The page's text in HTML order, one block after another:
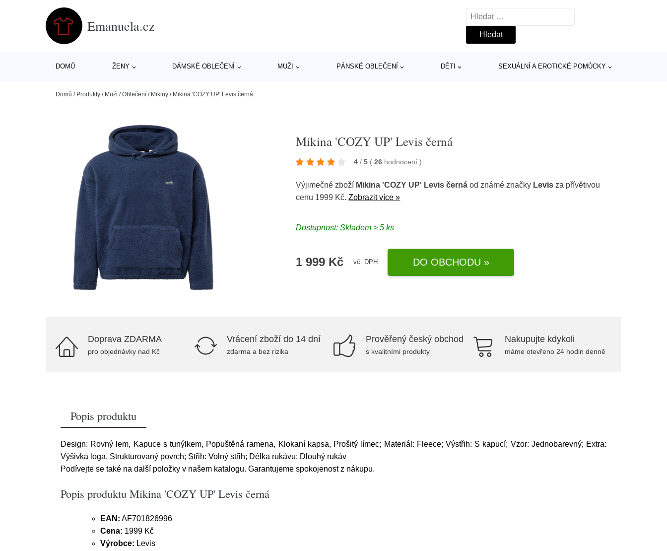
Emanuela.cz
Vyhledávání
DOMŮ ŽENY DÁMSKÉ OBLEČENÍ MUŽI PÁNSKÉ OBLEČENÍ DĚTI SEXUÁLNÍ A EROTICKÉ POMŮCKY
Domů / Produkty / Muži /Oblečení / Mikiny / Mikina 'COZY UP' Levis černá
Mikina 'COZY UP' Levis černá
4 / 5 ( 26 hodnocení)
Výjimečné zboží Mikina 'COZY UP' Levis černá od známé značky Levis za přívětivou
cenu 1999 Kč.Zobrazit více »
Dostupnost: Skladem > 5 ks
1 999 Kč vč. DPH DO OBCHODU »
Doprava ZDARMA
pro objednávky nad Kč
Vrácení zboží do 14 dní
zdarma a bez rizika
Prověřený český obchod
s kvalitními produkty
Nakupujte kdykoli
máme otevřeno 24 hodin denně
Popis produktu
Design: Rovný lem, Kapuce s tunýlkem, Popuštěná ramena, Klokaní kapsa, Prošitý límec; Materiál: Fleece; Výstřih: S kapucí; Vzor: Jednobarevný; Extra:
Výšivka loga, Strukturovaný povrch; Střih: Volný střih; Délka rukávu: Dlouhý rukáv
Podívejte se také na další položky v našem katalogu. Garantujeme spokojenost z nákupu.
Popis produktu Mikina 'COZY UP' Levis černá
EAN: AF701826996
Cena: 1999 Kč
Výrobce: Levis